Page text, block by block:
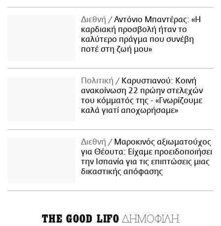
Διεθνή
Αντόνιο Μπαντέρας: «Η
καρδιακή προσβολή ήταν το
καλύτερο πράγμα που συνέβη
ποτέ στη ζωή μου»
Πολιτική
Καρυστιανού: Κοινή
ανακοίνωση 22 πρώην στελεχών
του κόμματός της - «Γνωρίζουμε
καλά γιατί αποχωρήσαμε»
Διεθνή
Μαροκινός αξιωματούχος
για Θέουτα: Είχαμε προειδοποιήσει
την Ισπανία για τις επιπτώσεις μιας
δικαστικής απόφασης
THE GOOD LIFO ΔΗΜΟΦΙΛΗ